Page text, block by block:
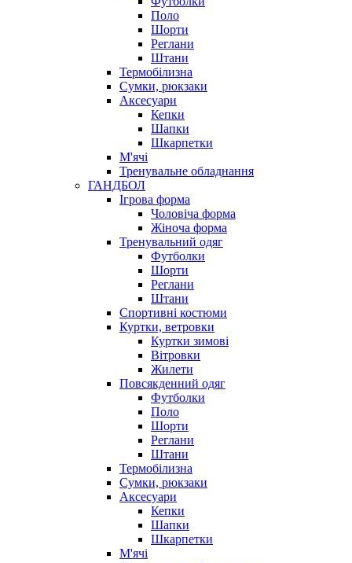
Поло
Шорти
Реглани
Штани
Термобілизна
Сумки, рюкзаки
Аксесуари
Кепки
Шапки
Шкарпетки
М'ячі
Тренувальне обладнання
ГАНДБОЛ
Ігрова форма
Чоловіча форма
Жіноча форма
Тренувальний одяг
Футболки
Шорти
Реглани
Штани
Спортивні костюми
Куртки, ветровки
Куртки зимові
Вітровки
Жилети
Повсякденний одяг
Футболки
Поло
Шорти
Реглани
Штани
Термобілизна
Сумки, рюкзаки
Аксесуари
Кепки
Шапки
Шкарпетки
М'ячі